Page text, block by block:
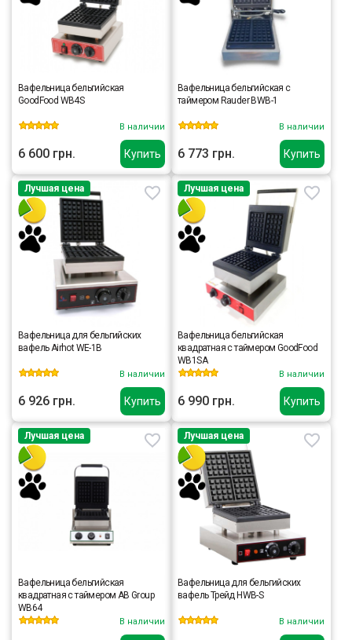
Купить
Вафельница бельгийская
GoodFood WB4S
В наличии
6 600 грн. Купить
Вафельница бельгийская с
таймером Rauder BWB-1
В наличии
6 773 грн.
Купить
Лучшая цена
Вафельница для бельгийских
вафель Airhot WE-1B
В наличии
6 926 грн. Купить
Лучшая цена
Вафельница бельгийская
квадратная с таймером GoodFood
WB1SA
В наличии
6 990 грн.
Лучшая цена
Вафельница бельгийская
квадратная с таймером AB Group
WB64
В наличии
Лучшая цена
Вафельница для бельгийских
вафель Трейд HWB-S
В наличии